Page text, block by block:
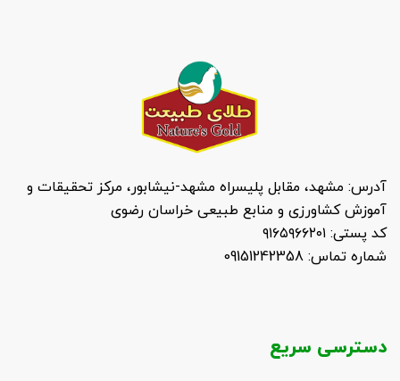
آدرس: مشهد، مقابل پلیسراه مشهد-نیشابور، مرکز تحقیقات و
آموزش کشاورزی و منابع طبیعی خراسان رضوی
کد پستی: ۹۱۶۵۹۶۶۲۰۱
شماره تماس: 09151242358
دسترسی سریع